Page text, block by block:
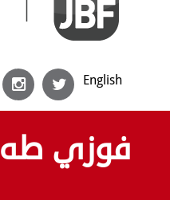
English
فوزي طه